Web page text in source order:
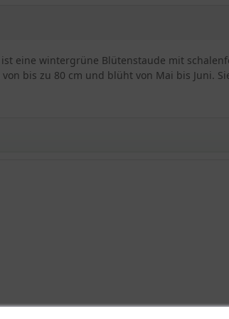
eine wintergrüne Blütenstaude mit
bis zu 80 cm und blüht von Mai bis Juni.